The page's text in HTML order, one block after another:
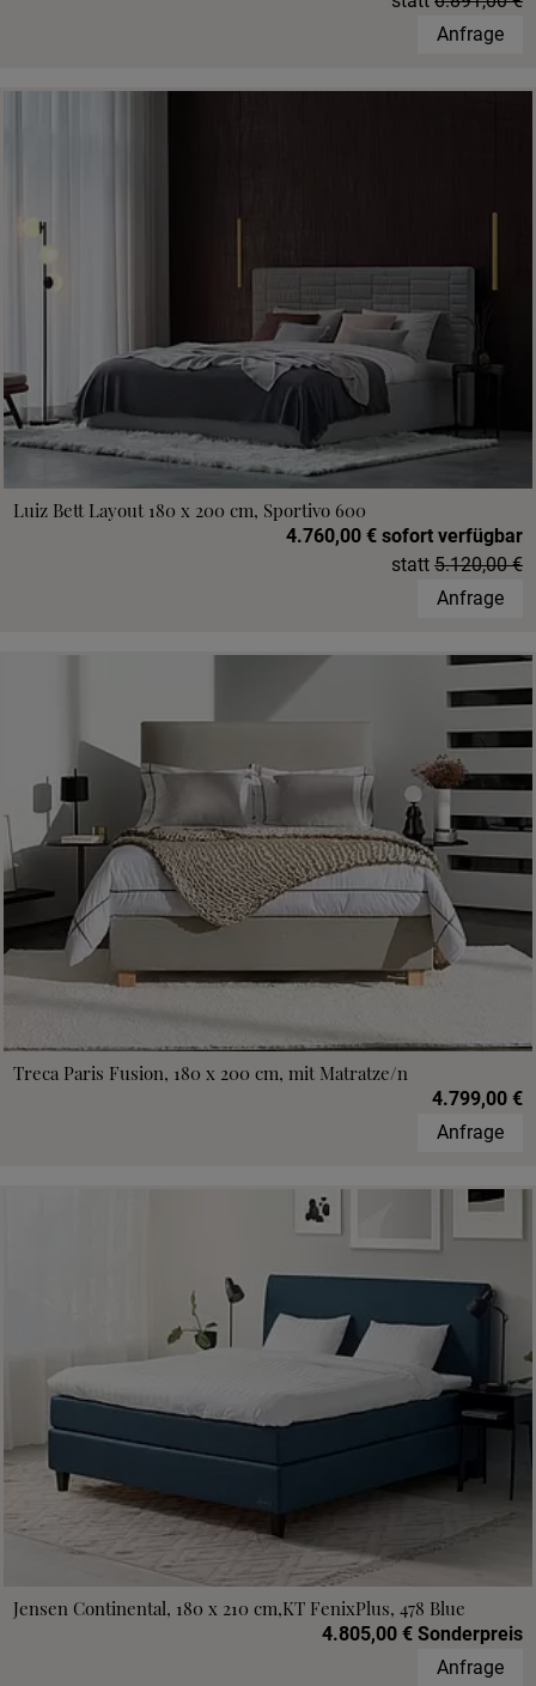
Anfrage
Luiz Bett Layout 180 x 200 cm, Sportivo 600
4.760,00 € sofort verfügbar
statt 5.120,00 €
Anfrage
Treca Paris Fusion, 180 x 200 cm, mit Matratze/n
4.799,00 €
Anfrage
Jensen Continental, 180 x 210 cm,KT FenixPlus, 478 Blue
4.805,00 € Sonderpreis
Anfrage